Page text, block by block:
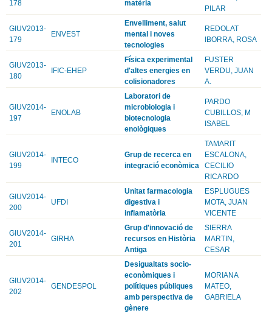
178
matèria
PILAR
GIUV2013-
179
ENVEST
Envelliment, salut
mental i noves
tecnologies
REDOLAT
IBORRA, ROSA
GIUV2013-
180
IFIC-EHEP
Física experimental
d'altes energies en
colisionadores
FUSTER
VERDU, JUAN
A.
GIUV2014-
197
ENOLAB
Laboratori de
microbiologia i
biotecnologia
enològiques
PARDO
CUBILLOS, M
ISABEL
GIUV2014-
199
INTECO
Grup de recerca en
integració econòmica
TAMARIT
ESCALONA,
CECILIO
RICARDO
GIUV2014-
200
UFDI
Unitat farmacologia
digestiva i
inflamatòria
ESPLUGUES
MOTA, JUAN
VICENTE
GIUV2014-
201
GIRHA
Grup d'innovació de
recursos en Història
Antiga
SIERRA
MARTIN,
CESAR
GIUV2014-
202
GENDESPOL
Desigualtats socio-
econòmiques i
polítiques públiques
amb perspectiva de
gènere
MORIANA
MATEO,
GABRIELA